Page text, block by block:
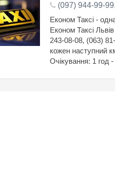
(097) 944-99-
Економ Таксі -
Економ Таксі
243-08-08, (063)
кожен наступний
Очікування: 1 год